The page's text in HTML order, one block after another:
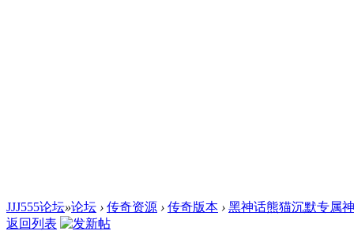
JJJ555论坛»论坛 › 传奇资源 › 传奇版本 › 黑神话熊猫沉默专属
返回列表